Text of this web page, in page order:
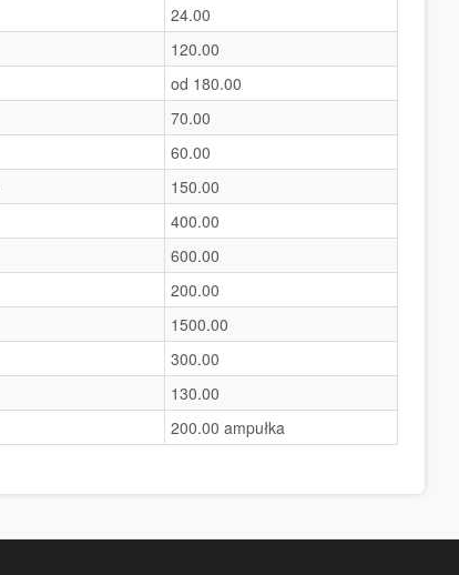
24.00
120.00
od 180.00
70.00
60.00
150.00
400.00
600.00
200.00
1500.00
300.00
130.00
200.00 ampułka